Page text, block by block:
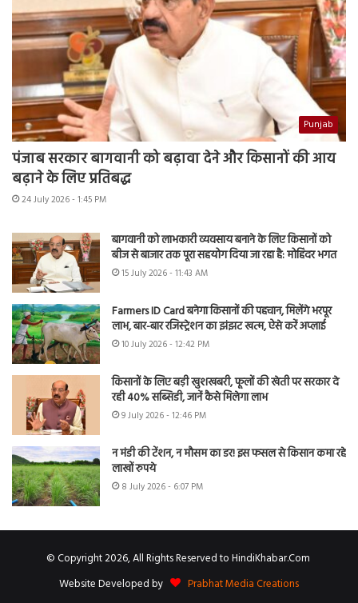
Punjab
पंजाब सरकार बागवानी को बढ़ावा देने और किसानों की आय
बढ़ाने के लिए प्रतिबद्ध
24 July 2026 - 1:45 PM
बागवानी को लाभकारी व्यवसाय बनाने के लिए किसानों को
बीज से बाजार तक पूरा सहयोग दिया जा रहा है: मोहिंदर भगत
15 July 2026 - 11:43 AM
Farmers ID Card बनेगा किसानों की पहचान, मिलेंगे भरपूर
लाभ, बार-बार रजिस्ट्रेशन का झंझट खत्म, ऐसे करें अप्लाई
10 July 2026 - 12:42 PM
किसानों के लिए बड़ी खुशखबरी, फूलों की खेती पर सरकार दे
रही 40% सब्सिडी, जानें कैसे मिलेगा लाभ
9 July 2026 - 12:46 PM
न मंडी की टेंशन, न मौसम का डर! इस फसल से किसान कमा रहे
लाखों रुपये
8 July 2026 - 6:07 PM
© Copyright 2026, All Rights Reserved to HindiKhabar.Com
Website Developed by
Prabhat Media Creations